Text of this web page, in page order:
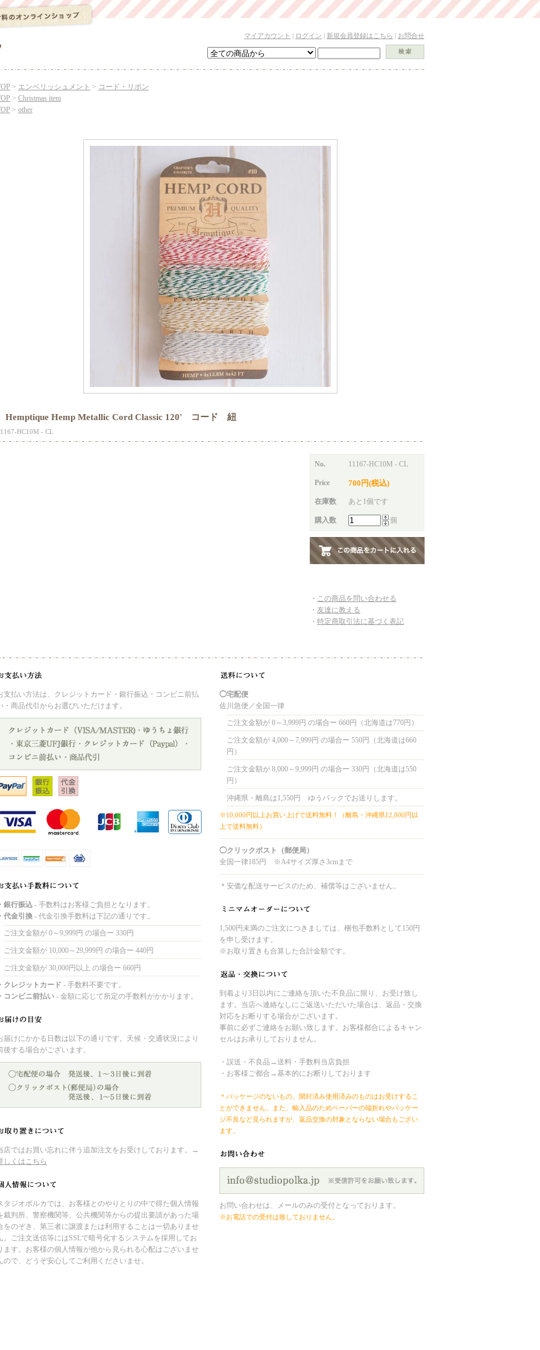
マイアカウント | ログイン | 新規会員登録はこちら | お問合せ
> エンベリッシュメント > コード・リボン
> Christmas item
> other
Hemp Metallic Cord Classic 120' コード 紐
HC10M - CL
No. 11167-HC10M - CL
Price 700円(税込)
在庫数 あと1個です
購入数 個
・ この商品を問い合わせる
・ 友達に教える
・ 特定商取引法に基づく表記
支払い方法は、クレジットカード・銀行振込・コンビニ前払
・商品代引からお選びいただけます。
銀行振込 - 手数料はお客様ご負担となります。
代金引換 - 代金引換手数料は下記の通りです。
ご注文金額が 0～9,999円 の場合ー 330円
ご注文金額が 10,000～29,999円 の場合ー 440円
ご注文金額が 30,000円以上 の場合ー 660円
クレジットカード - 手数料不要です。
コンビニ前払い - 金額に応じて所定の手数料がかかります。
届けにかかる日数は以下の通りです。天候・交通状況により
後する場合がございます。
店ではお買い忘れに伴う追加注文をお受けしております。→
しくはこちら
タジオポルカでは、お客様とのやりとりの中で得た個人情報
裁判所、警察機関等、公共機関等からの提出要請があった場
をのぞき、第三者に譲渡または利用することは一切ありませ
。ご注文送信等にはSSLで暗号化するシステムを採用してお
ます。お客様の個人情報が他から見られる心配はございませ
ので、どうぞ安心してご利用くださいませ。
◯宅配便
佐川急便／全国一律
ご注文金額が 0～3,999円 の場合ー 660円（北海道は770円）
ご注文金額が 4,000～7,999円 の場合ー 550円（北海道は660
円）
ご注文金額が 8,000～9,999円 の場合ー 330円（北海道は550
円）
沖縄県・離島は1,550円 ゆうパックでお送りします。
※10,000円以上お買い上げで送料無料！（離島・沖縄県12,000円以
上で送料無料）
◯クリックポスト（郵便局）
全国一律185円 ※A4サイズ厚さ3cmまで
＊安価な配送サービスのため、補償等はございません。
1,500円未満のご注文につきましては、梱包手数料として150円
を申し受けます。
※お取り置きも合算した合計金額です。
到着より3日以内にご連絡を頂いた不良品に限り、お受け致し
ます。当店へ連絡なしにご返送いただいた場合は、返品・交換
対応をお断りする場合がございます。
事前に必ずご連絡をお願い致します。お客様都合によるキャン
セルはお承りしておりません。
・誤送・不良品→送料・手数料当店負担
・お客様ご都合→基本的にお断りしております
＊パッケージのないもの、開封済み使用済みのものはお受けするこ
とができません。また、輸入品のためペーパーの端折れやパッケー
ジ不良など見られますが、返品交換の対象とならない場合もござい
ます。
お問い合わせは、メールのみの受付となっております。
※お電話での受付は致しておりません。